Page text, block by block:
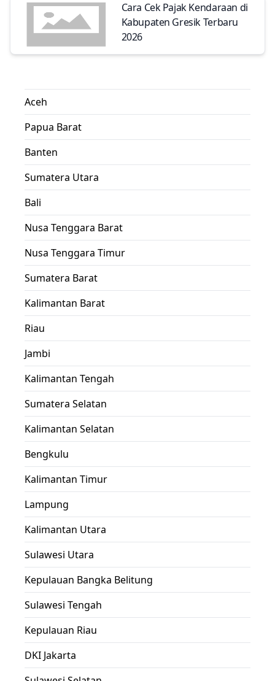
Cara Cek Pajak Kendaraan di
Kabupaten Gresik Terbaru
2026
Aceh
Papua Barat
Banten
Sumatera Utara
Bali
Nusa Tenggara Barat
Nusa Tenggara Timur
Sumatera Barat
Kalimantan Barat
Riau
Jambi
Kalimantan Tengah
Sumatera Selatan
Kalimantan Selatan
Bengkulu
Kalimantan Timur
Lampung
Kalimantan Utara
Sulawesi Utara
Kepulauan Bangka Belitung
Sulawesi Tengah
Kepulauan Riau
DKI Jakarta